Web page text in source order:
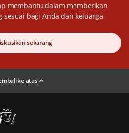
membantu dalam memberikan
sesuai bagi Anda dan keluarga
sekarang
ke atas